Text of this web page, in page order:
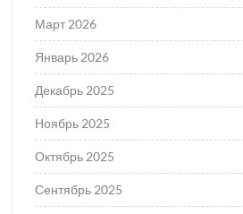
Март 2026
Январь 2026
Декабрь 2025
Ноябрь 2025
Октябрь 2025
Сентябрь 2025